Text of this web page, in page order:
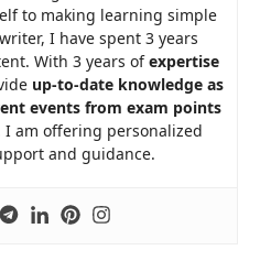
to making learning simple
I have spent 3 years
With 3 years ofexpertise
up-to-date knowledge as
events from exam points
I am offering personalized
and guidance.